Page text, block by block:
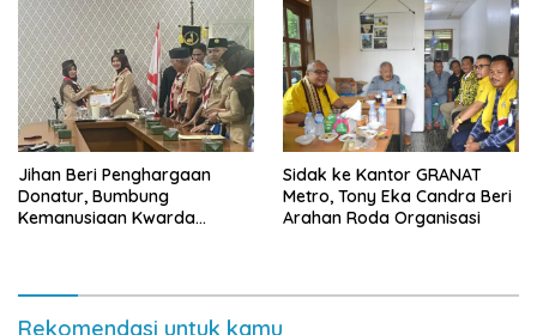
Jihan Beri Penghargaan
Donatur, Bumbung
Kemanusiaan Kwarda
‎Sidak ke Kantor GRANAT
Metro, Tony Eka Candra Beri
Arahan Roda Organisasi
Rekomendasi untuk kamu